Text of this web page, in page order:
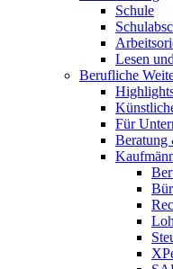
Schule
Lesen
Berufliche
Für
Beratung